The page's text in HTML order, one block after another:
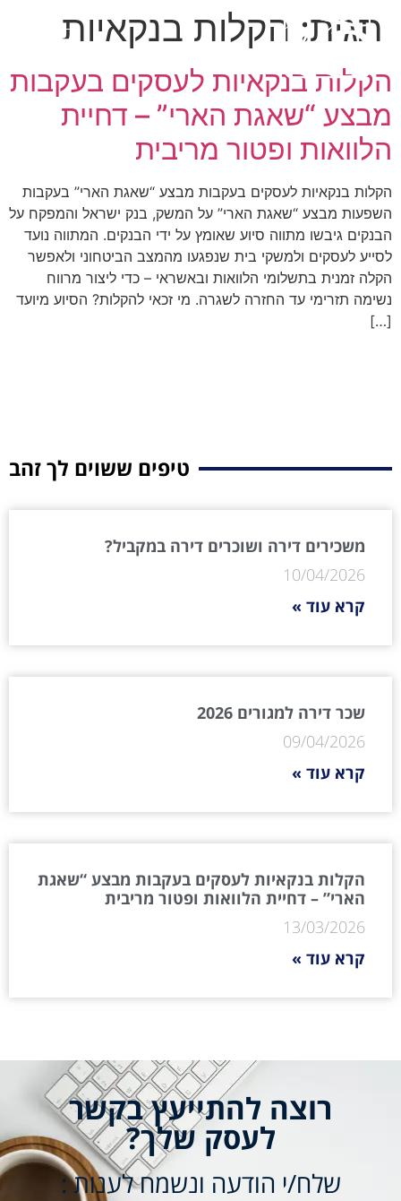
תגית: הקלות בנקאיות
הקלות בנקאיות לעסקים בעקבות
מבצע “שאגת הארי” – דחיית
הלוואות ופטור מריבית
הקלות בנקאיות לעסקים בעקבות מבצע “שאגת הארי” בעקבות
השפעות מבצע “שאגת הארי” על המשק, בנק ישראל והמפקח על
הבנקים גיבשו מתווה סיוע שאומץ על ידי הבנקים. המתווה נועד
לסייע לעסקים ולמשקי בית שנפגעו מהמצב הביטחוני ולאפשר
הקלה זמנית בתשלומי הלוואות ובאשראי – כדי ליצור מרווח
נשימה תזרימי עד החזרה לשגרה. מי זכאי להקלות? הסיוע מיועד
[…]
טיפים ששוים לך זהב
משכירים דירה ושוכרים דירה במקביל?
10/04/2026
קרא עוד »
שכר דירה למגורים 2026
09/04/2026
קרא עוד »
הקלות בנקאיות לעסקים בעקבות מבצע “שאגת
הארי” – דחיית הלוואות ופטור מריבית
13/03/2026
קרא עוד »
רוצה להתייעץ בקשר
לעסק שלך?
שלח/י הודעה ונשמח לענות :